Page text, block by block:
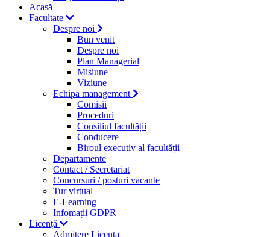
Acasă
Facultate
Despre noi
Bun venit
Despre noi
Plan Managerial
Misiune
Viziune
Echipa management
Comisii
Proceduri
Consiliul facultății
Conducere
Biroul executiv al facultății
Departamente
Contact / Secretariat
Concursuri / posturi vacante
Tur virtual
E-Learning
Infomații GDPR
Licență
Admitere Licenta